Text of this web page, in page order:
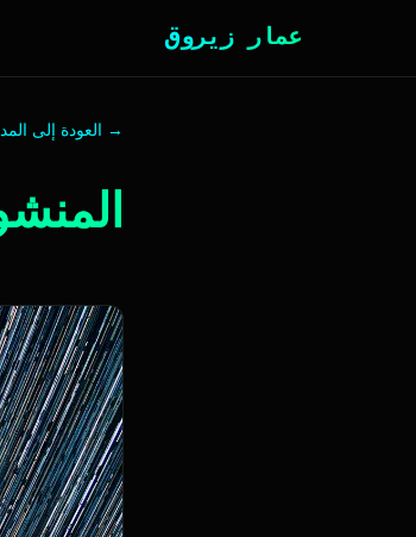
عمار زيروق
→ العودة إلى